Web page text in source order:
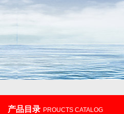
产品目录 PROUCTS CATALOG